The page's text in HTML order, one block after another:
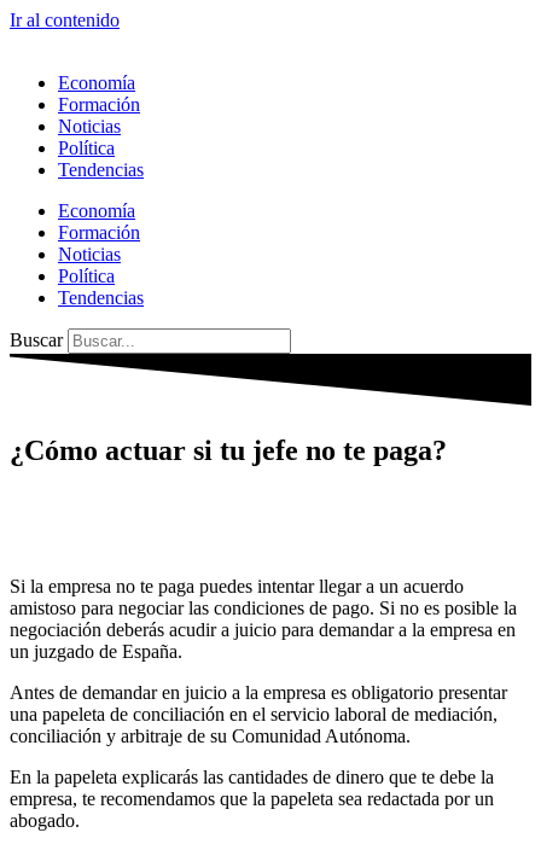
Ir al contenido
Economía
Formación
Noticias
Política
Tendencias
Economía
Formación
Noticias
Política
Tendencias
Buscar
¿Cómo actuar si tu jefe no te paga?
Si la empresa no te paga puedes intentar llegar a un acuerdo
amistoso para negociar las condiciones de pago. Si no es posible la
negociación deberás acudir a juicio para demandar a la empresa en
un juzgado de España.
Antes de demandar en juicio a la empresa es obligatorio presentar
una papeleta de conciliación en el servicio laboral de mediación,
conciliación y arbitraje de su Comunidad Autónoma.
En la papeleta explicarás las cantidades de dinero que te debe la
empresa, te recomendamos que la papeleta sea redactada por un
abogado.